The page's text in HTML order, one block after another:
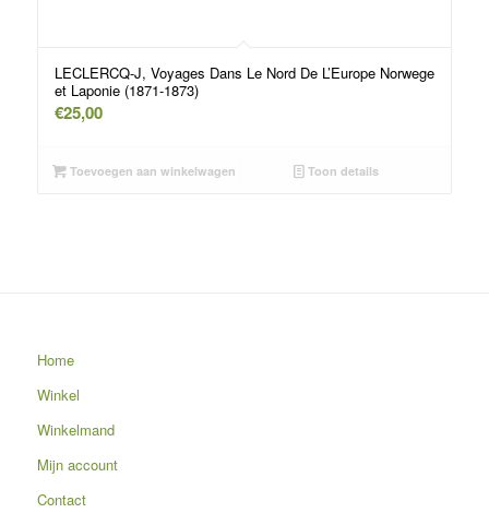
LECLERCQ-J, Voyages Dans Le Nord De L’Europe Norwege
et Laponie (1871-1873)
€25,00
Toevoegen aan winkelwagen Toon details
Home
Winkel
Winkelmand
Mijn account
Contact